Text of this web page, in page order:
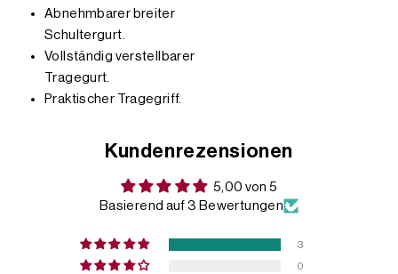
Abnehmbarer breiter
Schultergurt.
Vollständig verstellbarer
Tragegurt.
Praktischer Tragegriff.
Kundenrezensionen
5,00 von 5
Basierend auf 3 Bewertungen
3
0